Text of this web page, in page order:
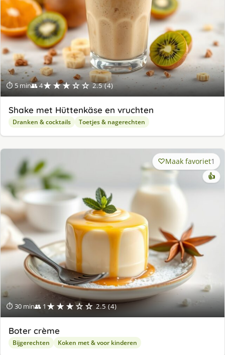
⏱ 5 min👥 4★★★☆☆ 2.5 (4)
Shake met Hüttenkäse en vruchten
Dranken & cocktails Toetjes & nagerechten
⏱ 30 min👥 1 ★★★☆☆ 2.5 (4)
Maak favoriet1
👍
Boter crème
Bijgerechten Koken met & voor kinderen